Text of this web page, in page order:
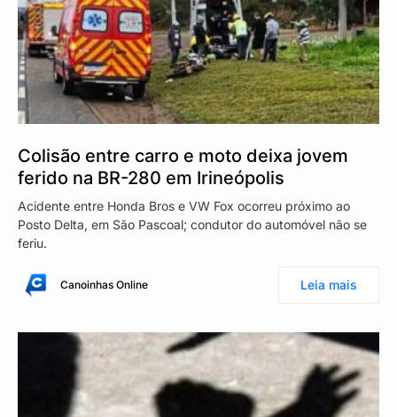
Colisão entre carro e moto deixa jovem
ferido na BR-280 em Irineópolis
Acidente entre Honda Bros e VW Fox ocorreu próximo ao
Posto Delta, em São Pascoal; condutor do automóvel não se
feriu.
Canoinhas Online Leia mais